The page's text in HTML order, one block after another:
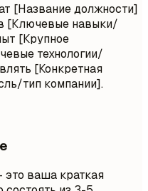
[Название должности]
[Ключевые навыки/
[Крупное
технологии/
[Конкретная
тип компании].
ваша краткая